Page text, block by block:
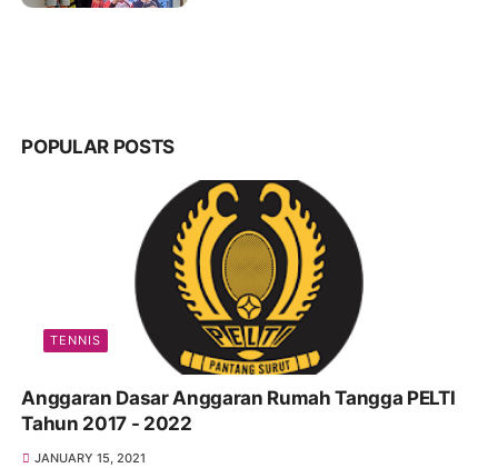
POPULAR POSTS
TENNIS
Anggaran Dasar Anggaran Rumah Tangga PELTI
Tahun 2017 - 2022
JANUARY 15, 2021